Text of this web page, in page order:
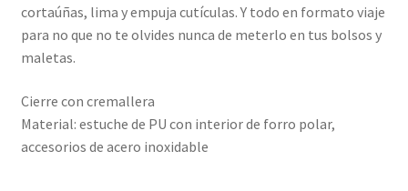
cortaúñas, lima y empuja cutículas. Y todo en formato viaje
para no que no te olvides nunca de meterlo en tus bolsos y
maletas.
Cierre con cremallera
Material: estuche de PU con interior de forro polar,
accesorios de acero inoxidable